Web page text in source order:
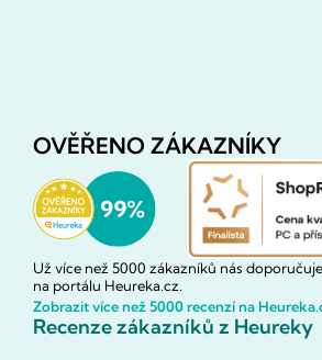
OVĚŘENO ZÁKAZNÍKY
Už více než 5000 zákazníků nás
na portálu Heureka.cz.
Zobrazit více než 5000 recenzí na
Recenze zákazníků z Heureky